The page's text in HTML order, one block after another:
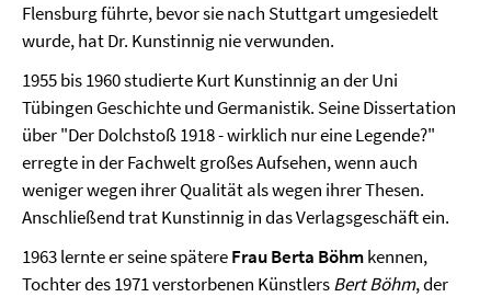
Flensburg führte, bevor sie nach Stuttgart umgesiedelt
wurde, hat Dr. Kunstinnig nie verwunden.
1955 bis 1960 studierteKurt Kunstinnigan der Uni
Tübingen Geschichte und Germanistik. Seine Dissertation
über "Der Dolchstoß 1918 - wirklich nur eine Legende?"
erregte in der Fachwelt großes Aufsehen, wenn auch
weniger wegen ihrer Qualität als wegen ihrer Thesen.
Anschließend tratKunstinnigin das Verlagsgeschäft ein.
1963 lernte er seine spätereFrau Berta Böhmkennen,
Tochter des 1971 verstorbenen KünstlersBert Böhm, der